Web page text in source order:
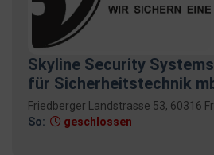
Skyline Security
für Sicherheitstechnik
Friedberger Landstrasse 53, 60316
So:
geschlossen